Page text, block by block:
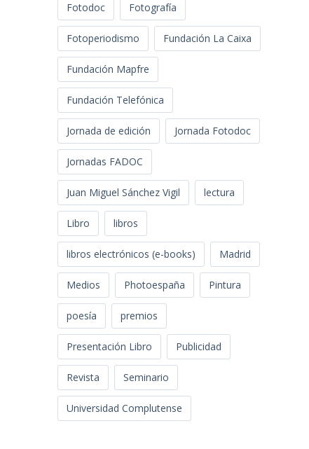
Fotodoc
Fotografía
Fotoperiodismo Fundación La Caixa
Fundación Mapfre
Fundación Telefónica
Jornada de edición Jornada Fotodoc
Jornadas FADOC
Juan Miguel Sánchez Vigil lectura
Libro libros
libros electrónicos (e-books) Madrid
Medios Photoespaña Pintura
poesía premios
Presentación Libro Publicidad
Revista Seminario
Universidad Complutense